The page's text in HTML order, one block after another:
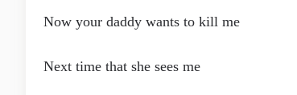
Now your daddy wants to kill me
Next time that she sees me